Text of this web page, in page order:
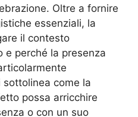
Oltre a fornire
essenziali, la
il contesto
e perché la presenza
come la
possa arricchire
o con un suo